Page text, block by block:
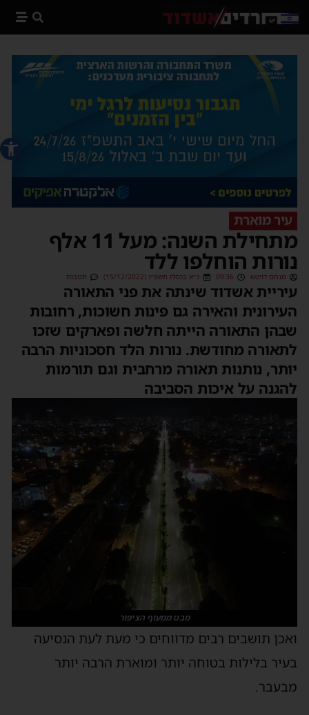
פתח
עיר מוארת
מתחילת השנה: מעל 11 אלף
נורות הוחלפו ללד
מנחם דויטש 09:36 כ״א בכסלו תשפ״ג (15/12/2022) תגובות
עיריית אשדוד שינתה את פני התאורה
העירונית והאירה גם פינות חשוכות, רחובות
שבהן התאורה הייתה חלשה ופארקים שזכו
לתאורה מחודשת. נורות הלד חסכוניות הרבה
יותר, נותנות תאורה מרחבית וגם תורמות
להגנה על איכות הסביבה
מבט ממעוף הציפור
ואכן תושבים רבים מדווחים כי מעת לעת הנסיעה
בעיר בלילות בטוחה יותר ומוארת הרבה יותר
מבעבר.